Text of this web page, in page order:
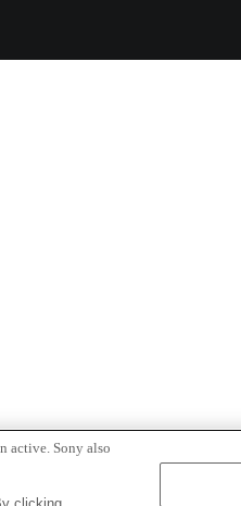
active. Sony also